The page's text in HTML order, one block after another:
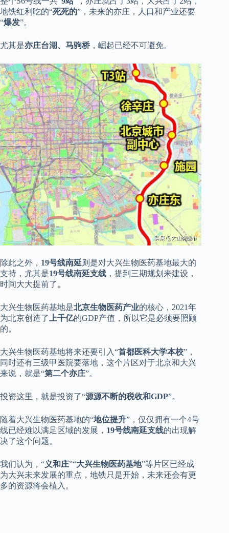
地铁红利吃的“死死的”，未来的亦庄，人口和产业还要
“爆发”。
尤其是亦庄台湖、马驹桥，崛起已经不可避免。
除此之外， 19号线南延则是对大兴生物医药基地最大的
支持，尤其是19号线南延支线 ，提到三期规划来建设，
时间大大提前了。
大兴生物医药基地是北京生物医药产业的核心，2021年
为北京创造了
上千亿的GDP产值，所以它是必须要照顾
的。
大兴生物医药基地将来还要引入“首都医科大学本校”，
同时还有三级甲医院要落地，这个片区对于北京和大兴
来说，就是“第二个亦庄”。
投资这里，就是投资了“源源不断的税收和GDP”。
随着大兴生物医药基地的“地位提升”，仅仅拥有一个4号
线已经难以满足区域的发展， 19号线南延支线的出现解
决了这个问题。
我们认为，“义和庄”“大兴生物医药基地”等片区已经成
为大兴未来发展的重点，地铁只是开始，未来还会有更
多的资源将会植入。